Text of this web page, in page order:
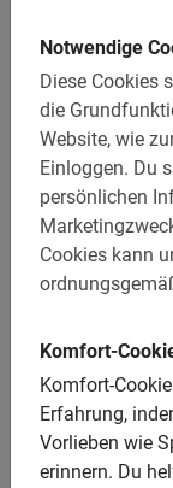
Notwendige
Diese Cookies
die
Website, wie
Einloggen. Du
persönlichen
Cookies kann
Komfort-
Komfort-
Erfahrung,
Vorlieben wie
erinnern. Du
Kostenfreie
Stunden im
Bezahlung
Im Preis
Ein tolles
Genug Zeit